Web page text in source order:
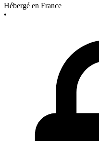
Hébergé en France
•